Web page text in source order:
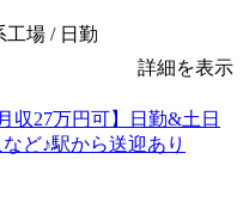
工場 / 日勤
詳細を表示